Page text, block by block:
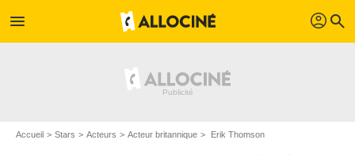
menu profil search
Accueil Stars Acteurs Acteur britannique Erik Thomson